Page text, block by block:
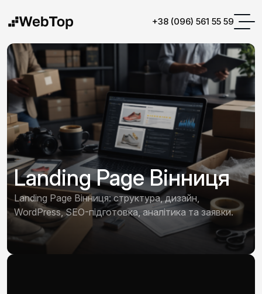
+38 (096) 561 55 59
Landing Page Вінниця
Landing Page Вінниця: структура, дизайн,
WordPress, SEO-підготовка, аналітика та заявки.